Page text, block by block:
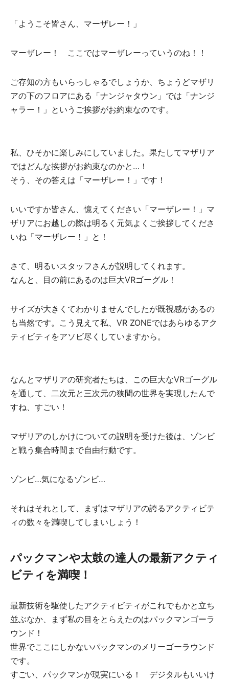
「ようこそ皆さん、マーザレー！」
マーザレー！ ここではマーザレーっていうのね！！
ご存知の方もいらっしゃるでしょうか、ちょうどマザリ
アの下のフロアにある「ナンジャタウン」では「ナンジ
ャラー！」というご挨拶がお約束なのです。
私、ひそかに楽しみにしていました。果たしてマザリア
ではどんな挨拶がお約束なのかと…！
そう、その答えは「マーザレー！」です！
いいですか皆さん、憶えてください「マーザレー！」マ
ザリアにお越しの際は明るく元気よくご挨拶してくださ
いね「マーザレー！」と！
さて、明るいスタッフさんが説明してくれます。
なんと、目の前にあるのは巨大VRゴーグル！
サイズが大きくてわかりませんでしたが既視感があるの
も当然です。こう見えて私、VR ZONEではあらゆるアク
ティビティをアソビ尽くしていますから。
なんとマザリアの研究者たちは、この巨大なVRゴーグル
を通して、二次元と三次元の狭間の世界を実現したんで
すね、すごい！
マザリアのしかけについての説明を受けた後は、ゾンビ
と戦う集合時間まで自由行動です。
ゾンビ…気になるゾンビ…
それはそれとして、まずはマザリアの誇るアクティビテ
ィの数々を満喫してしまいしょう！
パックマンや太鼓の達人の最新アクティ
ビティを満喫！
最新技術を駆使したアクティビティがこれでもかと立ち
並ぶなか、まず私の目をとらえたのはパックマンゴーラ
ウンド！
世界でここにしかないパックマンのメリーゴーラウンド
です。
すごい、パックマンが現実にいる！ デジタルもいいけ